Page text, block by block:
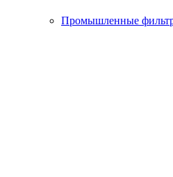
Промышленные